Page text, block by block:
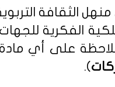
الثقافة
الفكرية للجهات
على أي
).